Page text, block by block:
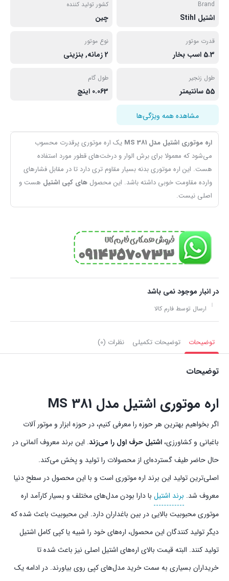
Brand
اشتیل Stihl
کشور تولید کننده
چین
قدرت موتور
5.3 اسب بخار
نوع موتور
2 زمانه, بنزینی
طول زنجیر
55 سانتیمتر
طول گام
0.063 اینچ
مشاهده همه ویژگی‌ها
اره موتوری اشتیل مدل MS 381
یک اره موتوری پرقدرت محسوب
می‌شود که معمولا برای برش الوار و درخت‌های قطور مورد استفاده
هست. این اره موتوری بدنه بسیار مقاوم تری دارد تا در مقابل فشار‌های
وارده مقاومت خوبی داشته باشد. این محصول های کپی اشتیل هست و
اصلی نیست.
در انبار موجود نمی باشد
ارسال توسط فارم کالا
توضیحات توضیحات تکمیلی نظرات (0)
توضیحات
اره موتوری اشتیل مدل MS 381
اگر بخواهیم بهترین هر حوزه را معرفی کنیم، در حوزه ابزار و موتور آلات
باغبانی و کشاورزی،اشتیل حرف اول را می‌زند. این برند معروف آلمانی در
حال حاضر طیف گسترده‌ای از محصولات را تولید و پخش می‌کند.
اصلی‌ترین تولید این برند اره موتوری است و با این محصول در سطح دنیا
معروف شد. برند اشتیل با دارا بودن مدل‌های مختلف و بسیار کارآمد اره
موتوری محبوبیت بالایی در بین باغداران دارد. این محبوبیت باعث شده که
دیگر تولید کنندگان این محصول، اره‌های خود را شبیه یا کپی کامل اشتیل
تولید کنند. البته قیمت بالای اره‌های اشتیل اصلی نیز باعث شده تا
خریداران بسیاری به سمت خرید مدل‌های کپی روی بیاورند. در ادامه یک